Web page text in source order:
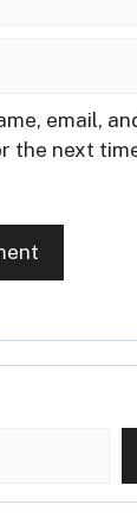
email,
the next